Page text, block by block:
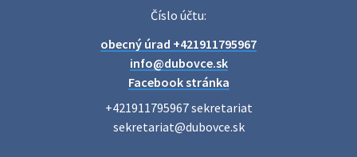
Poradne komplexnej pomoci
diskrétne komplexné odborné poradenstvo. Tím
odborníkov Vám pomôžte nájsť riešenie v piatich kľúčových
oblastiach: právo rodina a v…
Číslo účtu:
obecný úrad +421911795967
info@dubovce.sk
Facebook stránka
+421911795967 sekretariat
sekretariat@dubovce.sk